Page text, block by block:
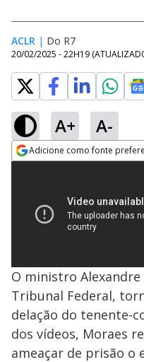
ACLR | Do R7
20/02/2025 - 22H19
A+ A-
Adicione como fonte
O ministro
Tribunal Federal,
delação do tenente-
dos vídeos, Moraes
ameaçar de prisão o